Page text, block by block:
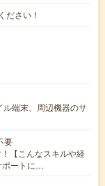
ださい！
ル端末、周辺機器のサ
要
【こんなスキルや経
ポートに…